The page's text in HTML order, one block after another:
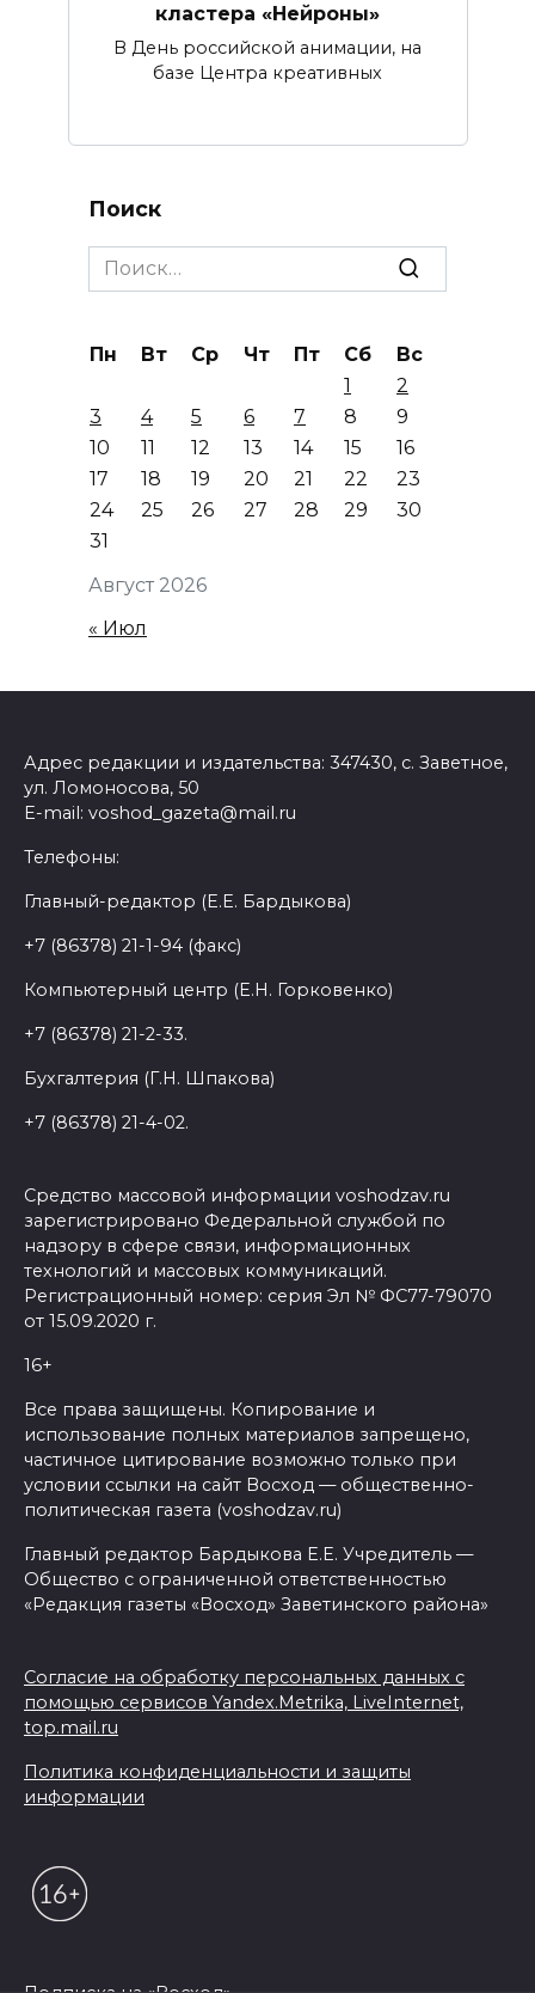
кластера «Нейроны»
В День российской анимации, на
базе Центра креативных
Поиск
Search
for:
Август 2026
Пн Вт Ср Чт Пт Сб
Вс
1
2
3
4 5 6 7 8
9
10
11 12 13 14 15
16
17
18 19 20 21 22
23
24
25 26 27 28 29
30
31
« Июл
Адрес редакции и издательства: 347430, с. Заветное,
ул. Ломоносова, 50
E-mail: voshod_gazeta@mail.ru
Телефоны:
Главный-редактор (Е.Е. Бардыкова)
+7 (86378) 21-1-94 (факс)
Компьютерный центр (Е.Н. Горковенко)
+7 (86378) 21-2-33.
Бухгалтерия (Г.Н. Шпакова)
+7 (86378) 21-4-02.
Средство массовой информации voshodzav.ru
зарегистрировано Федеральной службой по
надзору в сфере связи, информационных
технологий и массовых коммуникаций.
Регистрационный номер: серия Эл № ФС77-79070
от 15.09.2020 г.
16+
Все права защищены. Копирование и
использование полных материалов запрещено,
частичное цитирование возможно только при
условии ссылки на сайт Восход — общественно-
политическая газета (voshodzav.ru)
Главный редактор Бардыкова Е.Е. Учредитель —
Общество с ограниченной ответственностью
«Редакция газеты «Восход» Заветинского района»
Согласие на обработку персональных данных с
помощью сервисов Yandex.Metrika, LiveInternet,
top.mail.ru
Политика конфиденциальности и защиты
информации